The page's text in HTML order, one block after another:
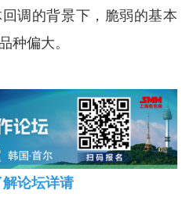
调的背景下，脆弱的基本
种偏大。
解论坛详请